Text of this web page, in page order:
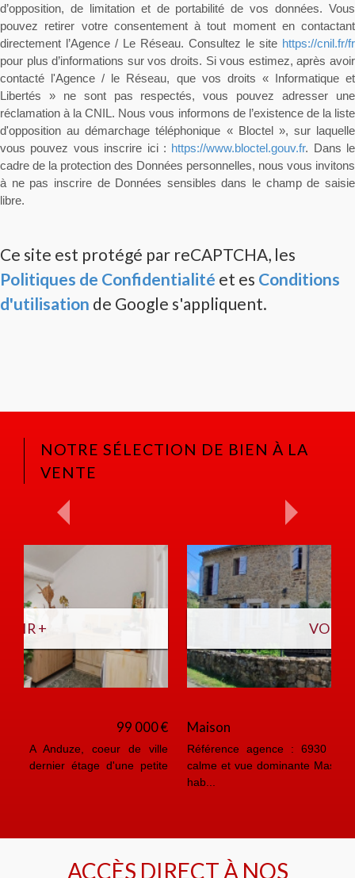
d’opposition, de limitation et de portabilité de vos données. Vous
pouvez retirer votre consentement à tout moment en contactant
directement l’Agence / Le Réseau. Consultez le site https://cnil.fr/fr
pour plus d’informations sur vos droits. Si vous estimez, après avoir
contacté l'Agence / le Réseau, que vos droits « Informatique et
Libertés » ne sont pas respectés, vous pouvez adresser une
réclamation à la CNIL. Nous vous informons de l’existence de la liste
d'opposition au démarchage téléphonique « Bloctel », sur laquelle
vous pouvez vous inscrire ici : https://www.bloctel.gouv.fr. Dans le
cadre de la protection des Données personnelles, nous vous invitons
à ne pas inscrire de Données sensibles dans le champ de saisie
libre.
Ce site est protégé par reCAPTCHA, les
Politiques de Confidentialité et es Conditions
d'utilisation de Google s'appliquent.
NOTRE SÉLECTION DE BIEN À LA
VENTE
Référence agence : 6930 M 20 Min d'Ales, quartier
calme et vue dominante Mas en pierre d'environ 205 m²
ACCÈS DIRECT À NOS